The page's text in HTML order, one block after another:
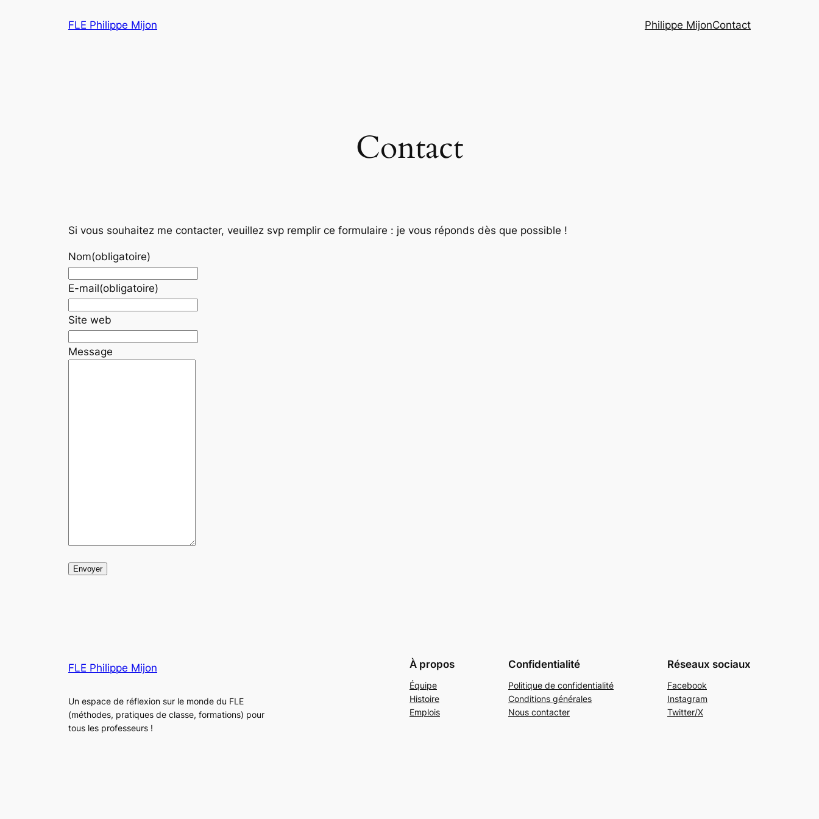
FLE Philippe Mijon Philippe MijonContact
Contact
Si vous souhaitez me contacter, veuillez svp remplir ce formulaire : je vous réponds dès que possible !
Nom(obligatoire)
E-mail(obligatoire)
Site web
Message
Envoyer
FLE Philippe Mijon
Un espace de réflexion sur le monde du FLE
(méthodes, pratiques de classe, formations) pour
tous les professeurs !
À propos
Équipe
Histoire
Emplois
Confidentialité
Politique de confidentialité
Conditions générales
Nous contacter
Réseaux sociaux
Facebook
Instagram
Twitter/X